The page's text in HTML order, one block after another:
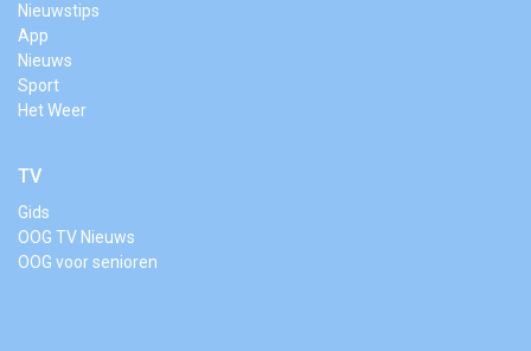
Nieuwstips
App
Nieuws
Sport
Het Weer
TV
Gids
OOG TV Nieuws
OOG voor senioren